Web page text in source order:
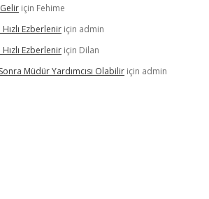
için Fehime
Ezberlenir için admin
Ezberlenir için Dilan
Müdür Yardımcısı Olabilir için admin